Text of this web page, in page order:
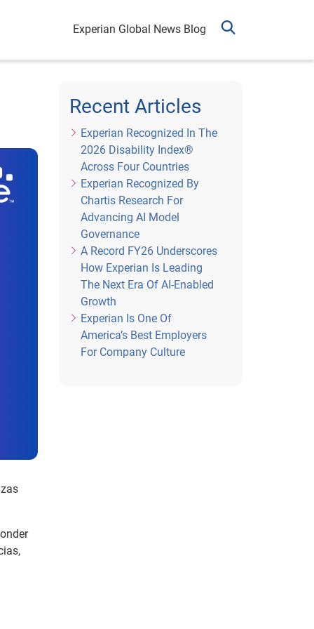
Experian Global News Blog
Recent Articles
Experian Recognized In The
2026 Disability Index®
Across Four Countries
Experian Recognized By
Chartis Research For
Advancing AI Model
Governance
A Record FY26 Underscores
How Experian Is Leading
The Next Era Of AI-Enabled
Growth
Experian Is One Of
America’s Best Employers
For Company Culture